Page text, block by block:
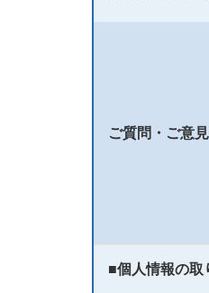
ご質問・ご意
■個人情報の取